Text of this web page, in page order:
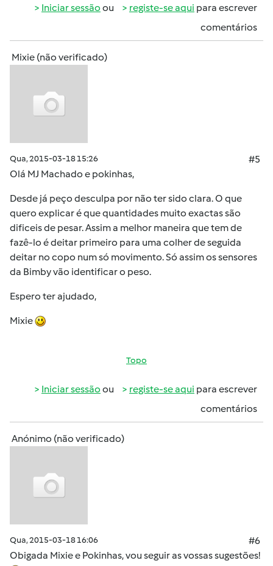
Iniciar sessão ou registe-se aqui para escrever
comentários
Mixie (não verificado)
Qua, 2015-03-18 15:26
#5
Olá MJ Machado e pokinhas,
Desde já peço desculpa por não ter sido clara. O que
quero explicar é que quantidades muito exactas são
dificeis de pesar. Assim a melhor maneira que tem de
fazê-lo é deitar primeiro para uma colher de seguida
deitar no copo num só movimento. Só assim os sensores
da Bimby vão identificar o peso.
Espero ter ajudado,
Mixie
Topo
Iniciar sessão ou registe-se aqui para escrever
comentários
Anónimo (não verificado)
Qua, 2015-03-18 16:06
#6
Obigada Mixie e Pokinhas, vou seguir as vossas sugestões!